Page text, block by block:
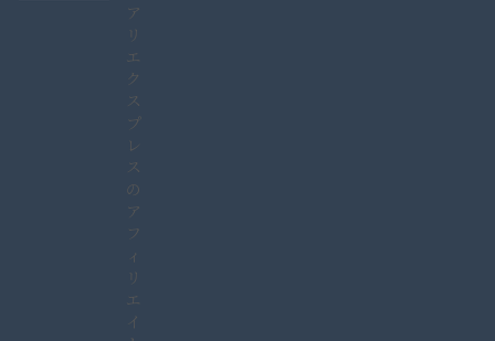
ア
リ
エ
ク
ス
プ
レ
ス
の
ア
フ
ィ
リ
エ
イ